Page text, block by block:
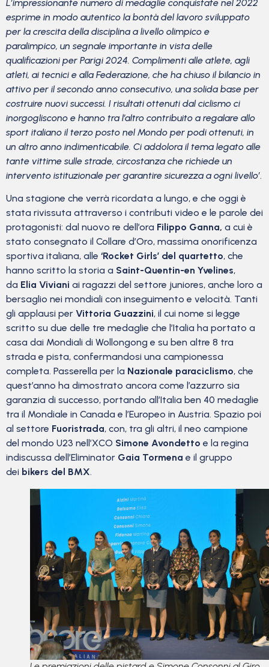
L’impressionante numero di medaglie conquistate nel 2022
esprime in modo autentico la bontà del lavoro sviluppato
per la crescita della disciplina a livello olimpico e
paralimpico, un segnale importante in vista delle
qualificazioni per Parigi 2024. Complimenti alle atlete, agli
atleti, ai tecnici e alla Federazione, che ha chiuso il bilancio in
attivo per il secondo anno consecutivo, una solida base per
costruire nuovi successi. I risultati ottenuti dal ciclismo ci
inorgogliscono e hanno tra l’altro contribuito a regalare allo
sport italiano il terzo posto nel Mondo per podi ottenuti, in
un altro anno indimenticabile. Ci addolora il tema legato alle
tante vittime sulle strade, circostanza che richiede un
intervento istituzionale per garantire sicurezza a ogni livello’.
Una stagione che verrà ricordata a lungo, e che oggi è
stata rivissuta attraverso i contributi video e le parole dei
protagonisti: dal nuovo re dell’ora Filippo Ganna, a cui è
stato consegnato il Collare d’Oro, massima onorificenza
sportiva italiana, alle ‘Rocket Girls’ del quartetto, che
hanno scritto la storia a Saint-Quentin-en Yvelines,
da Elia Viviani ai ragazzi del settore juniores, anche loro a
bersaglio nei mondiali con inseguimento e velocità. Tanti
gli applausi per Vittoria Guazzini, il cui nome si legge
scritto su due delle tre medaglie che l’Italia ha portato a
casa dai Mondiali di Wollongong e su ben altre 8 tra
strada e pista, confermandosi una campionessa
completa. Passerella per la Nazionale paraciclismo, che
quest’anno ha dimostrato ancora come l’azzurro sia
garanzia di successo, portando all’Italia ben 40 medaglie
tra il Mondiale in Canada e l’Europeo in Austria. Spazio poi
al settore Fuoristrada, con, tra gli altri, il neo campione
del mondo U23 nell’XCO Simone Avondetto e la regina
indiscussa dell’Eliminator Gaia Tormena e il gruppo
dei bikers del BMX.